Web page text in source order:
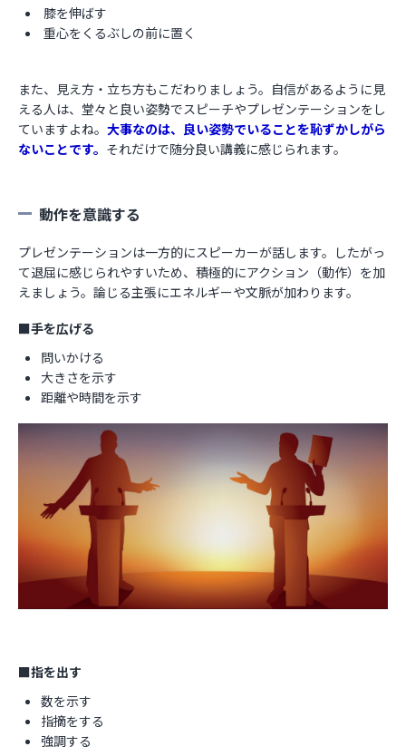
膝を伸ばす
重心をくるぶしの前に置く
また、見え方・立ち方もこだわりましょう。自信があるように見
える人は、堂々と良い姿勢でスピーチやプレゼンテーションをし
ていますよね。 大事なのは、良い姿勢でいることを恥ずかしがら
ないことです。 それだけで随分良い講義に感じられます。
動作を意識する
プレゼンテーションは一方的にスピーカーが話します。したがっ
て退屈に感じられやすいため、積極的にアクション（動作）を加
えましょう。論じる主張にエネルギーや文脈が加わります。
■手を広げる
問いかける
大きさを示す
距離や時間を示す
■指を出す
数を示す
指摘をする
強調する